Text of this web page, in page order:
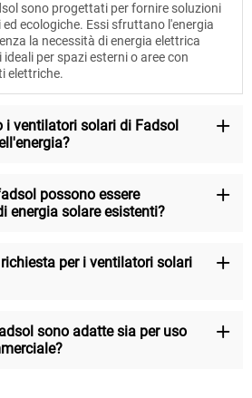
sono progettati per fornire soluzioni
ecologiche. Essi sfruttano l'energia
la necessità di energia elettrica
per spazi esterni o aree con
elettriche.
i ventilatori solari di Fadsol
possono essere
energia solare esistenti?
per i ventilatori solari
sono adatte sia per uso